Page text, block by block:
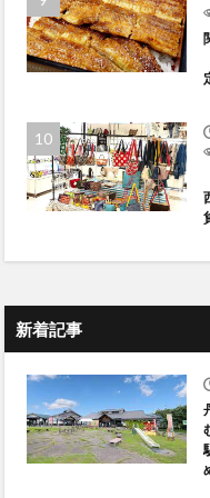
新着記事